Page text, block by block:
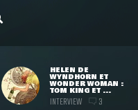
HELEN DE
WYNDHORN ET
WONDER WOMAN :
TOM KING ET ...
INTERVIEW 3